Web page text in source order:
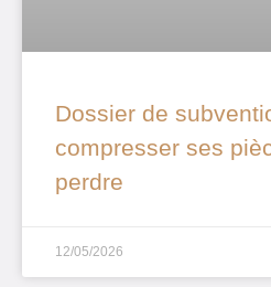
Dossier de
compresser ses
perdre
12/05/2026